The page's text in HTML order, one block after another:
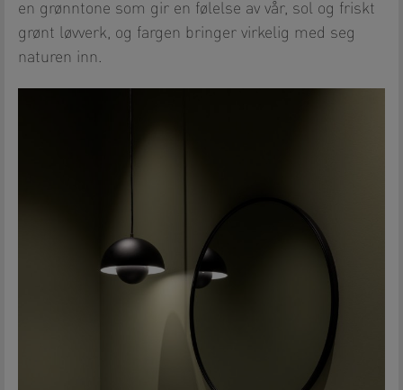
en grønntone som gir en følelse av vår, sol og friskt
grønt løvverk, og fargen bringer virkelig med seg
naturen inn.